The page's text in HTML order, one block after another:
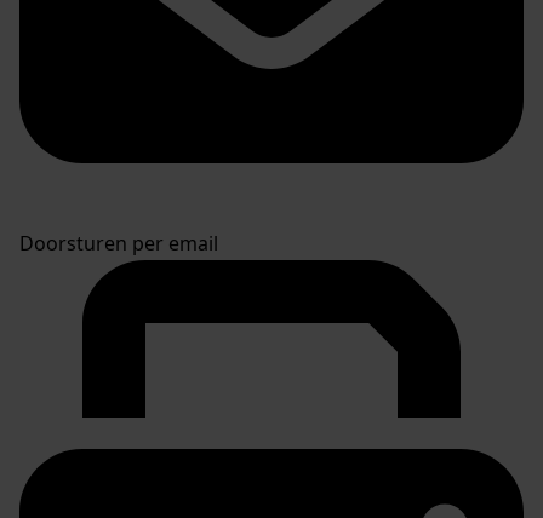
Doorsturen per email